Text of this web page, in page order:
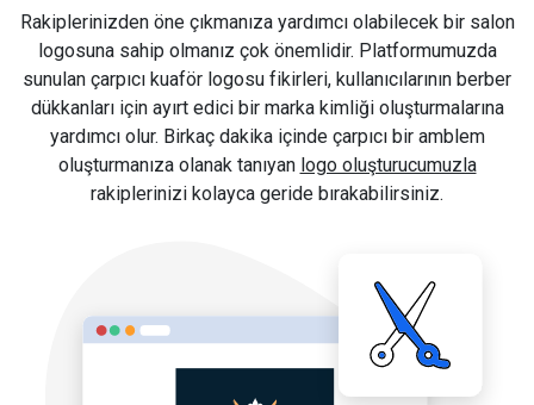
Rakiplerinizden öne çıkmanıza yardımcı olabilecek bir salon
logosuna sahip olmanız çok önemlidir. Platformumuzda
sunulan çarpıcı kuaför logosu fikirleri, kullanıcılarının berber
dükkanları için ayırt edici bir marka kimliği oluşturmalarına
yardımcı olur. Birkaç dakika içinde çarpıcı bir amblem
oluşturmanıza olanak tanıyan logo oluşturucumuzla
rakiplerinizi kolayca geride bırakabilirsiniz.